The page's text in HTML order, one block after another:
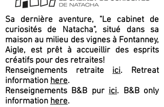
Sa dernière aventure, "Le cabinet de
curiosités de Natacha", situé dans sa
maison au milieu des vignes à Fontanney,
Aigle, est prêt à accueillir des esprits
créatifs pour des retraites!
Renseignements retraiteici. Retreat
information here.
Renseignements B&B purici. B&B only
information here.